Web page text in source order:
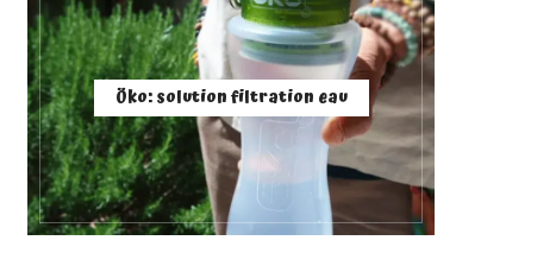
Öko: solution filtration eau